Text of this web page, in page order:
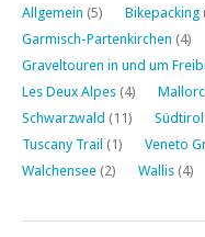
Allgemein (5) Bikepacking
Garmisch-Partenkirchen (4)
Graveltouren in und um
Les Deux Alpes (4)
Schwarzwald (11) Südtirol
Tuscany Trail (1) Veneto
Walchensee (2) Wallis (4)